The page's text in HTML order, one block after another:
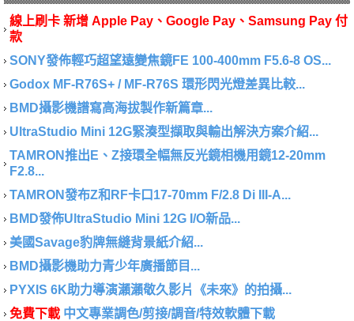
線上刷卡 新增 Apple Pay、Google Pay、Samsung Pay 付
款
SONY發佈輕巧超望遠變焦鏡FE 100-400mm F5.6-8 OS...
Godox MF-R76S+ / MF-R76S 環形閃光燈差異比較...
BMD攝影機譜寫高海拔製作新篇章...
UltraStudio Mini 12G緊湊型擷取與輸出解決方案介紹...
TAMRON推出E、Z接環全幅無反光鏡相機用鏡12-20mm
F2.8...
TAMRON發布Z和RF卡口17-70mm F/2.8 Di III-A...
BMD發佈UltraStudio Mini 12G I/O新品...
美國Savage豹牌無縫背景紙介紹...
BMD攝影機助力青少年廣播節目...
PYXIS 6K助力導演瀨瀨敬久影片《未來》的拍攝...
免費下載 中文專業調色/剪接/調音/特效軟體下載